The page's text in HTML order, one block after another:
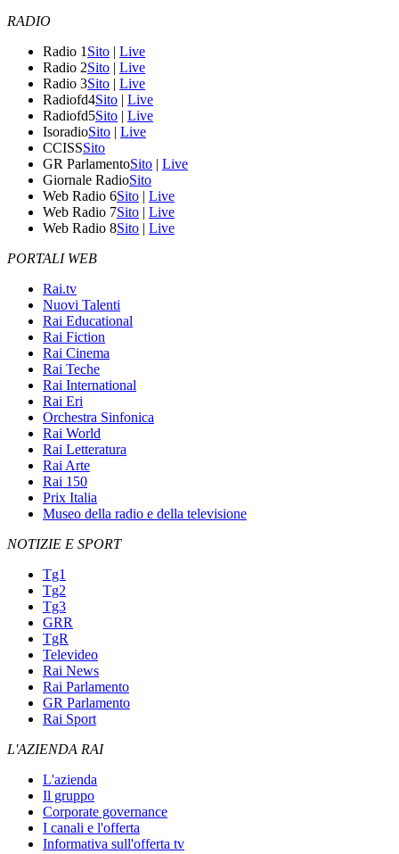
RADIO
Radio 1 Sito | Live
Radio 2Sito | Live
Radio 3Sito | Live
Radiofd4Sito | Live
Radiofd5Sito | Live
IsoradioSito | Live
CCISSSito
GR ParlamentoSito | Live
Giornale RadioSito
Web Radio 6Sito | Live
Web Radio 7Sito | Live
Web Radio 8Sito | Live
PORTALI WEB
Rai.tv
Nuovi Talenti
Rai Educational
Rai Fiction
Rai Cinema
Rai Teche
Rai International
Rai Eri
Orchestra Sinfonica
Rai World
Rai Letteratura
Rai Arte
Rai 150
Prix Italia
Museo della radio e della televisione
NOTIZIE E SPORT
Tg1
Tg2
Tg3
GRR
TgR
Televideo
Rai News
Rai Parlamento
GR Parlamento
Rai Sport
L'AZIENDA RAI
L'azienda
Il gruppo
Corporate governance
I canali e l'offerta
Informativa sull'offerta tv